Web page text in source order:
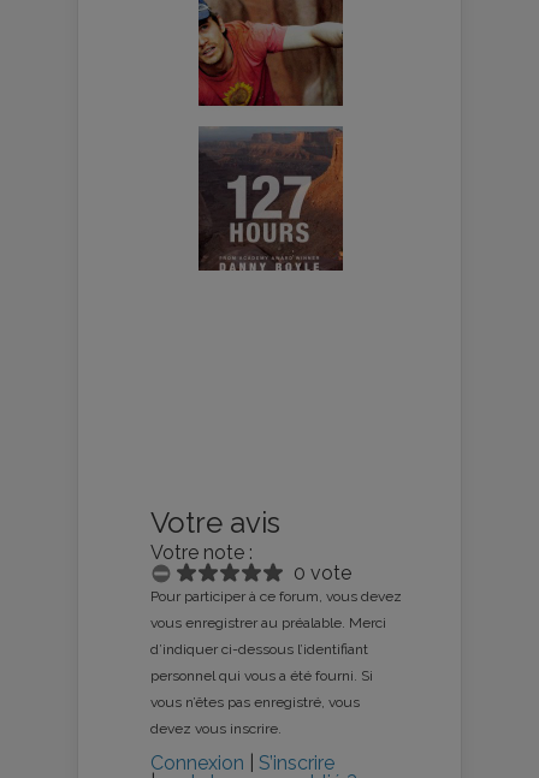
Votre avis
Votre note :
0 vote
Pour participer à ce forum, vous devez
vous enregistrer au préalable. Merci
d’indiquer ci-dessous l’identifiant
personnel qui vous a été fourni. Si
vous n’êtes pas enregistré, vous
devez vous inscrire.
Connexion
S’inscrire